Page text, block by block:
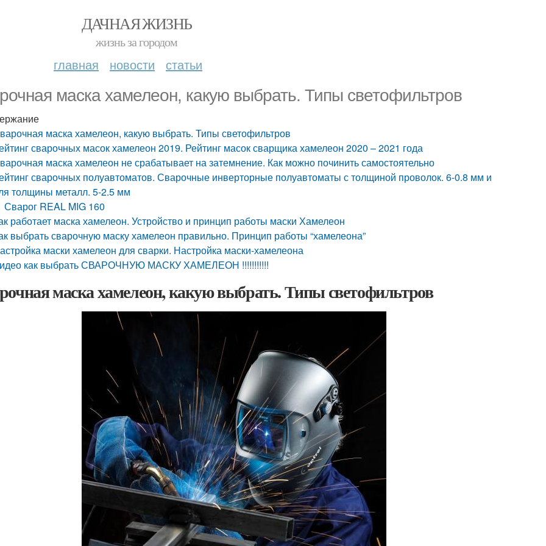
ДАЧНАЯ ЖИЗНЬ
жизнь за городом
главная новости статьи
маска хамелеон, какую выбрать. Типы светофильтров
маска хамелеон, какую выбрать. Типы светофильтров
сварочных масок хамелеон 2019. Рейтинг масок сварщика хамелеон 2020 – 2021 года
маска хамелеон не срабатывает на затемнение. Как можно починить самостоятельно
сварочных полуавтоматов. Сварочные инверторные полуавтоматы с толщиной проволок. 6-0.8 мм и
толщины металл. 5-2.5 мм
Сварог REAL MIG 160
работает маска хамелеон. Устройство и принцип работы маски Хамелеон
выбрать сварочную маску хамелеон правильно. Принцип работы “хамелеона”
маски хамелеон для сварки. Настройка маски-хамелеона
как выбрать СВАРОЧНУЮ МАСКУ ХАМЕЛЕОН !!!!!!!!!!!
маска хамелеон, какую выбрать. Типы светофильтров